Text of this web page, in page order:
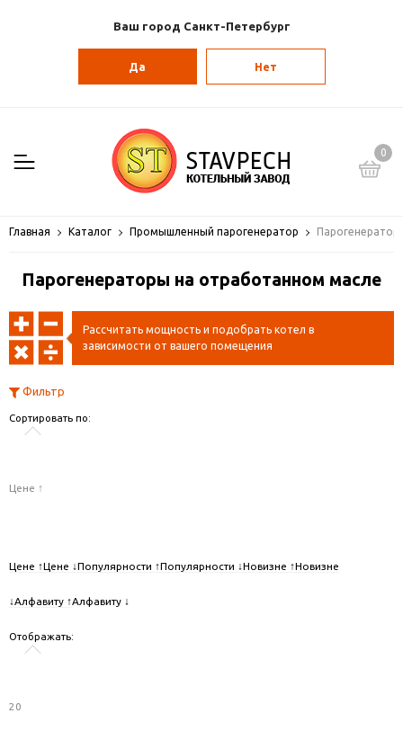
Ваш город Санкт-Петербург
Да Нет
0
Главная Каталог Промышленный парогенератор
Парогенераторы на отработанном масле
Рассчитать мощность и подобрать котел в
зависимости от вашего помещения
Фильтр
Сортировать по:
Цене ↑
Цене ↑Цене ↓Популярности ↑Популярности ↓Новизне ↑Новизне
↓Алфавиту ↑Алфавиту ↓
Отображать:
20